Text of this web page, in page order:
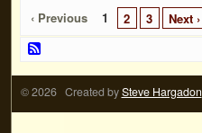
‹ Previous 1 2 3 Next ›
© 2026 Created bySteve Hargadon